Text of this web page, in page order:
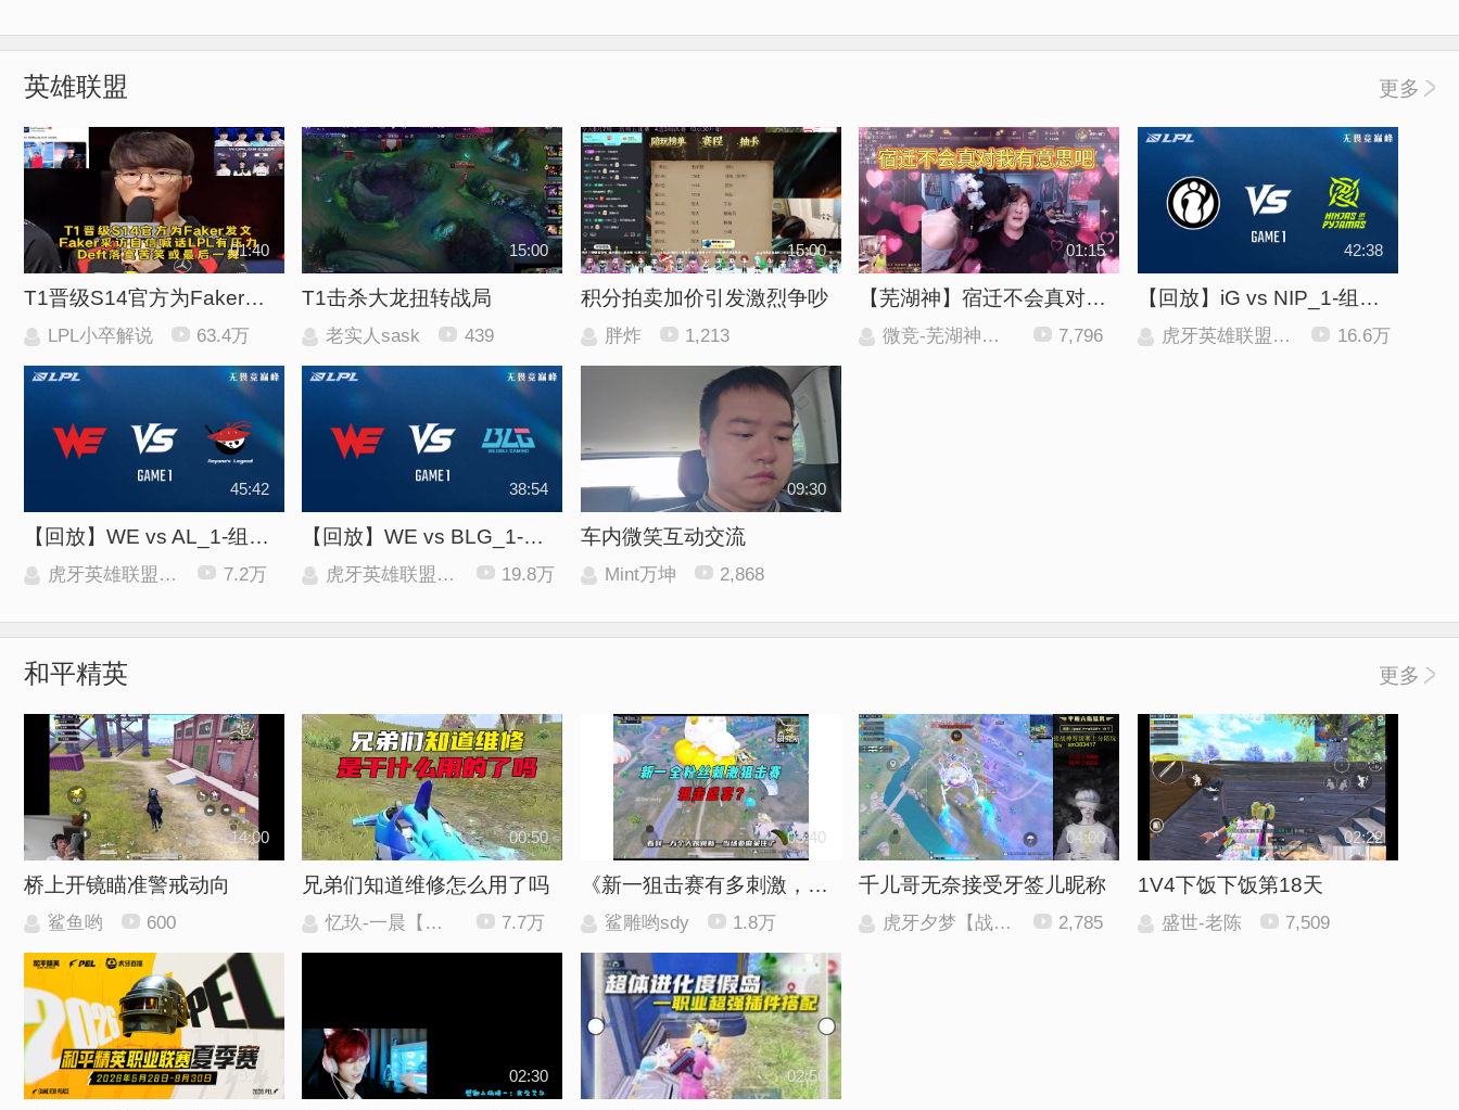
英雄联盟 更多
01:40
T1晋级S14官方为Faker发文，Faker采访自信喊话LPL有压力了，Deft表情落寞苦笑最后
LPL小卒解说 63.4万
15:00
T1击杀大龙扭转战局
老实人sask 439
15:00
积分拍卖加价引发激烈争吵
胖炸 1,213
01:15
【芜湖神】宿迁不会真对我有意思吧？
微竞-芜湖神【0172】 7,796
42:38
【回放】iG vs NIP_1-组内赛-LPL第三赛段
虎牙英雄联盟赛事 16.6万
45:42
【回放】WE vs AL_1-组内赛-LPL第三赛段
虎牙英雄联盟赛事 7.2万
38:54
【回放】WE vs BLG_1-组内赛-LPL第三赛段
虎牙英雄联盟赛事 19.8万
09:30
车内微笑互动交流
Mint万坤 2,868
和平精英 更多
14:00
桥上开镜瞄准警戒动向
鲨鱼哟 600
00:50
兄弟们知道维修怎么用了吗
忆玖-一晨【狙神】 7.7万
03:40
《新一狙击赛有多刺激，隔壁小孩的OPPOA5都得卡爆炸？》
鲨雕哟sdy 1.8万
04:00
千儿哥无奈接受牙签儿昵称
虎牙夕梦【战神梦】 2,785
02:22
1V4下饭下饭第18天
盛世-老陈 7,509
29:34 02:30 02:56